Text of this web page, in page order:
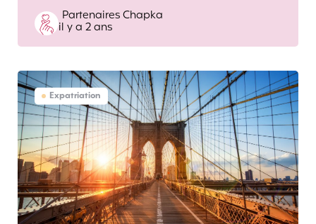
Posted
by
Partenaires Chapka
il y a 2 ans
Expatriation